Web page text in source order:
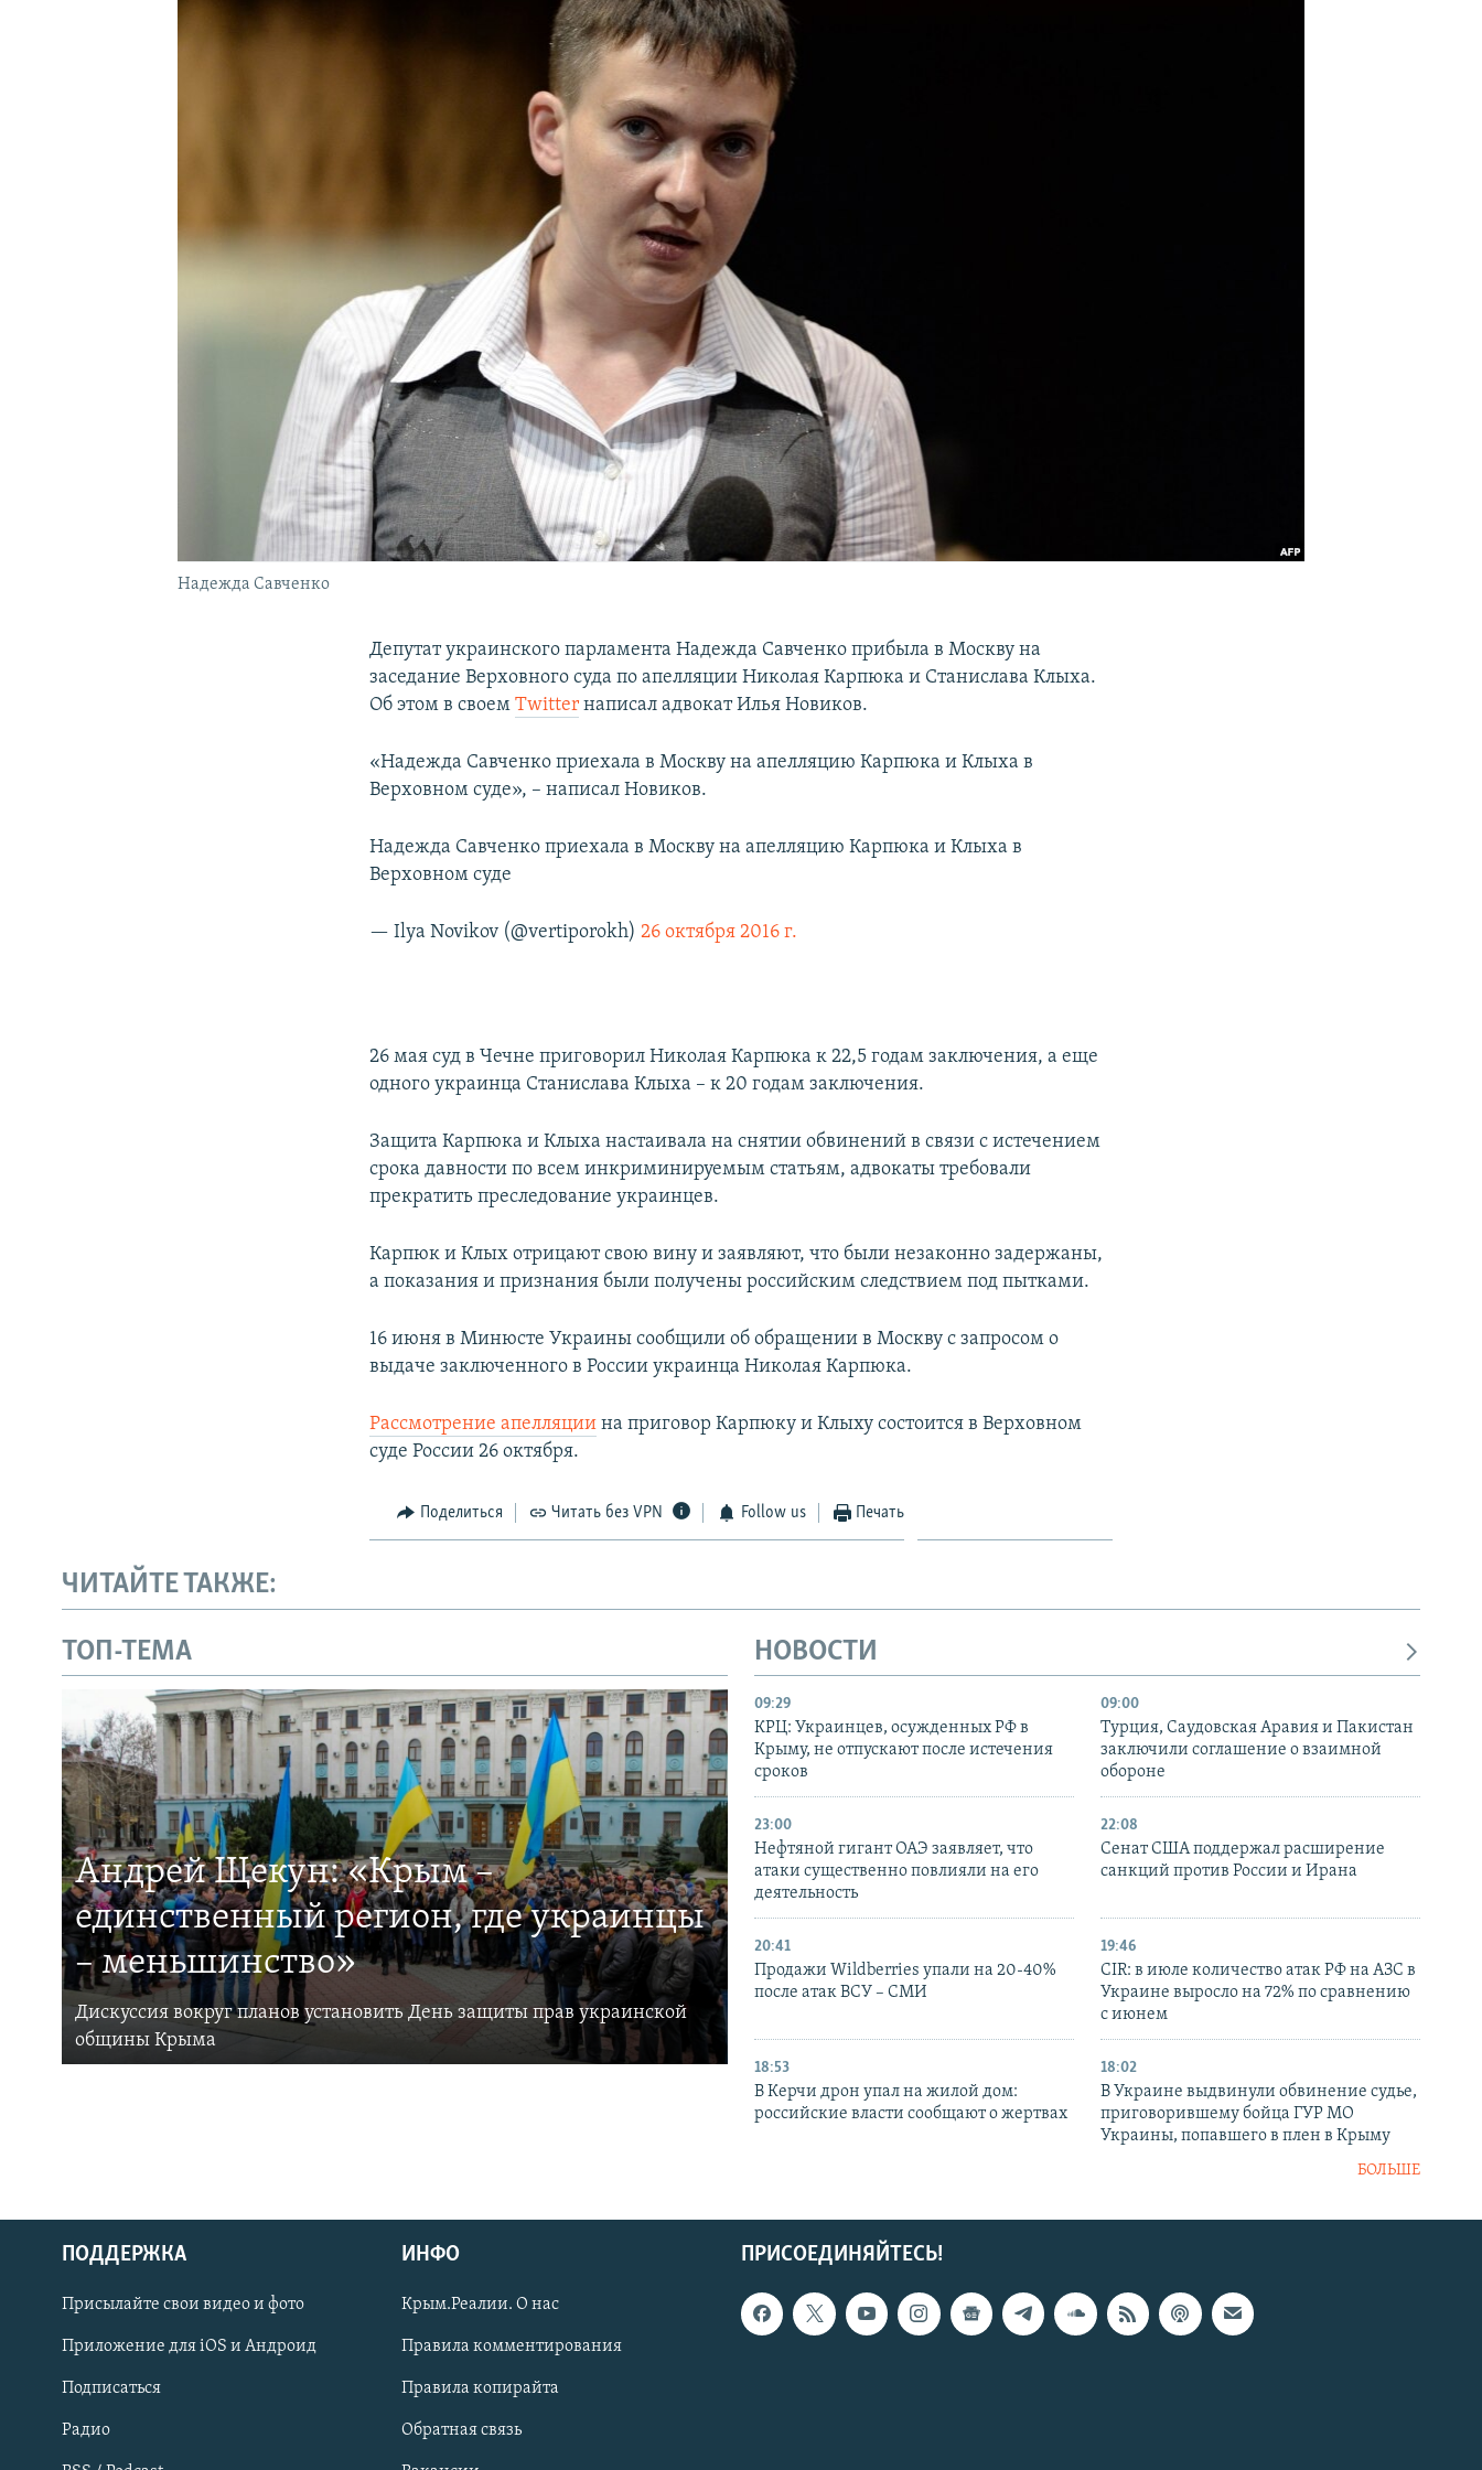
Українською
Qırımtatar
ПРИСОЕДИНЯЙТЕСЬ!
Надежда Савченко
Депутат украинского парламента Надежда Савченко прибыла в Москву на
заседание Верховного суда по апелляции Николая Карпюка и Станислава Клыха.
Об этом в своемTwitter написал адвокат Илья Новиков.
«Надежда Савченко приехала в Москву на апелляцию Карпюка и Клыха в
Верховном суде», – написал Новиков.
Надежда Савченко приехала в Москву на апелляцию Карпюка и Клыха в
Верховном суде
— Ilya Novikov (@vertiporokh)26 октября 2016 г.
26 мая суд в Чечне приговорил Николая Карпюка к 22,5 годам заключения, а еще
одного украинца Станислава Клыха – к 20 годам заключения.
Защита Карпюка и Клыха настаивала на снятии обвинений в связи с истечением
срока давности по всем инкриминируемым статьям, адвокаты требовали
прекратить преследование украинцев.
Карпюк и Клых отрицают свою вину и заявляют, что были незаконно задержаны,
а показания и признания были получены российским следствием под пытками.
16 июня в Минюсте Украины сообщили об обращении в Москву с запросом о
выдаче заключенного в России украинца Николая Карпюка.
Рассмотрение апелляции на приговор Карпюку и Клыху состоится в Верховном
суде России 26 октября.
Поделиться Читать без VPN Follow us Печать
ЧИТАЙТЕ ТАКЖЕ:
ТОП-ТЕМА
Андрей Щекун: «Крым –
единственный регион, где украинцы
– меньшинство»
Дискуссия вокруг планов установить День защиты прав украинской
общины Крыма
НОВОСТИ
09:29
КРЦ: Украинцев, осужденных РФ в
Крыму, не отпускают после истечения
сроков
09:00
Турция, Саудовская Аравия и Пакистан
заключили соглашение о взаимной
обороне
23:00
Нефтяной гигант ОАЭ заявляет, что
атаки существенно повлияли на его
деятельность
22:08
Сенат США поддержал расширение
санкций против России и Ирана
20:41
Продажи Wildberries упали на 20-40%
после атак ВСУ – СМИ
19:46
CIR: в июле количество атак РФ на АЗС в
Украине выросло на 72% по сравнению
с июнем
18:53
В Керчи дрон упал на жилой дом:
российские власти сообщают о жертвах
18:02
В Украине выдвинули обвинение судье,
приговорившему бойца ГУР МО
Украины, попавшего в плен в Крыму
БОЛЬШЕ
ПРИСОЕДИНЯЙТЕСЬ!
ПОДДЕРЖКА
Присылайте свои видео и фото
Приложение для iOS и Андроид
Подписаться
Радио
ИНФО
Крым.Реалии. О нас
Правила комментирования
Правила копирайта
Обратная связь